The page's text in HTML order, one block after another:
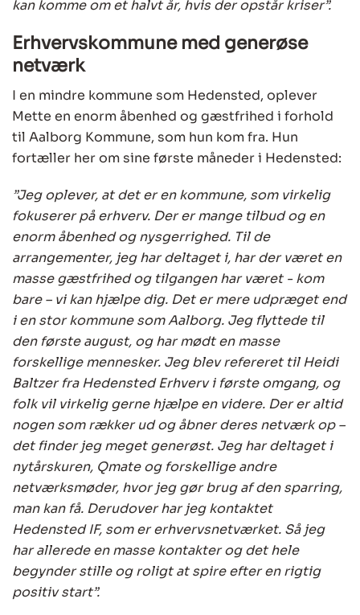
kan komme om et halvt år, hvis der opstår kriser”.
Erhvervskommune med generøse
netværk
I en mindre kommune som Hedensted, oplever
Mette en enorm åbenhed og gæstfrihed i forhold
til Aalborg Kommune, som hun kom fra. Hun
fortæller her om sine første måneder i Hedensted:
”Jeg oplever, at det er en kommune, som virkelig
fokuserer på erhverv. Der er mange tilbud og en
enorm åbenhed og nysgerrighed. Til de
arrangementer, jeg har deltaget i, har der været en
masse gæstfrihed og tilgangen har været - kom
bare – vi kan hjælpe dig. Det er mere udpræget end
i en stor kommune som Aalborg. Jeg flyttede til
den første august, og har mødt en masse
forskellige mennesker. Jeg blev refereret til Heidi
Baltzer fra Hedensted Erhverv i første omgang, og
folk vil virkelig gerne hjælpe en videre. Der er altid
nogen som rækker ud og åbner deres netværk op –
det finder jeg meget generøst. Jeg har deltaget i
nytårskuren, Qmate og forskellige andre
netværksmøder, hvor jeg gør brug af den sparring,
man kan få. Derudover har jeg kontaktet
Hedensted IF, som er erhvervsnetværket. Så jeg
har allerede en masse kontakter og det hele
begynder stille og roligt at spire efter en rigtig
positiv start”.